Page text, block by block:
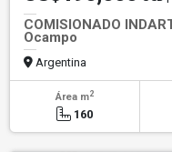
COMISIONADO
Ocampo
Argentina
Área m2
160